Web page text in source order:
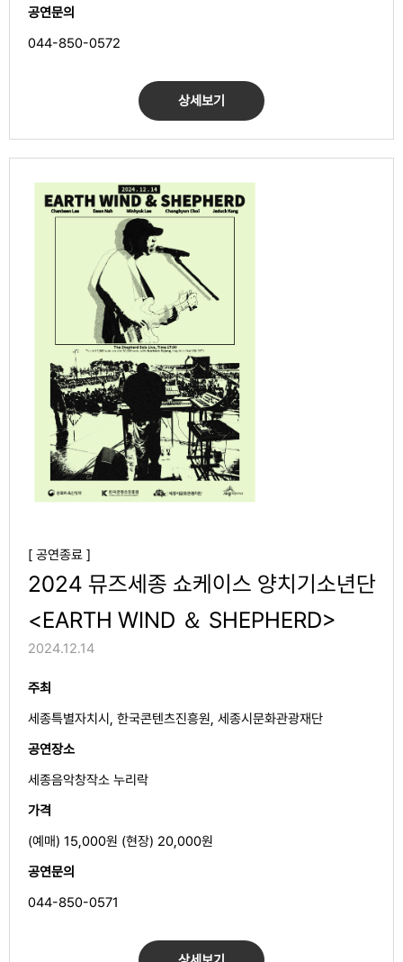
공연문의
044-850-0572
상세보기
[ 공연종료 ]
2024 뮤즈세종 쇼케이스 양치기소년단
<EARTH WIND ＆ SHEPHERD>
2024.12.14
주최
세종특별자치시, 한국콘텐츠진흥원, 세종시문화관광재단
공연장소
세종음악창작소 누리락
가격
(예매) 15,000원 (현장) 20,000원
공연문의
044-850-0571